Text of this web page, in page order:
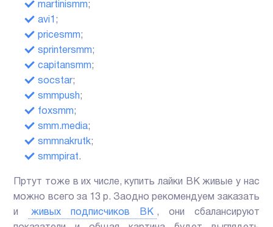
martinismm;
avi1 ;
pricesmm;
sprintersmm;
capitansmm;
socstar;
smmpush;
foxsmm;
smm.media;
smmnakrutk;
smmpirat.
Пртут тоже в их числе, купить лайки ВК живые у нас
можно всего за 13 р. Заодно рекомендуем заказать
и
живых подписчиков ВК , они сбалансируют